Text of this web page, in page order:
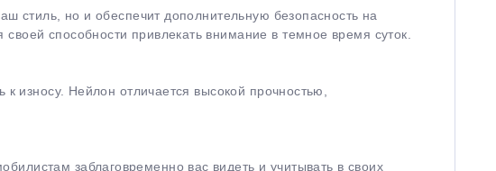
стиль, но и обеспечит дополнительную безопасность на
способности привлекать внимание в темное время суток.
к износу. Нейлон отличается высокой прочностью,
заблаговременно вас видеть и учитывать в своих